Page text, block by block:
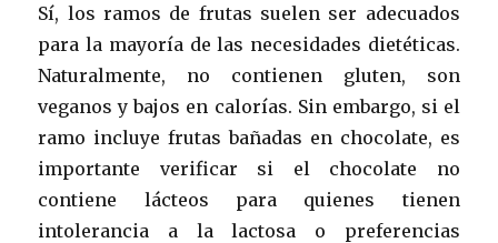
Sí, los ramos de frutas suelen ser adecuados
para la mayoría de las necesidades dietéticas.
Naturalmente, no contienen gluten, son
veganos y bajos en calorías. Sin embargo, si el
ramo incluye frutas bañadas en chocolate, es
importante verificar si el chocolate no
contiene lácteos para quienes tienen
intolerancia a la lactosa o preferencias